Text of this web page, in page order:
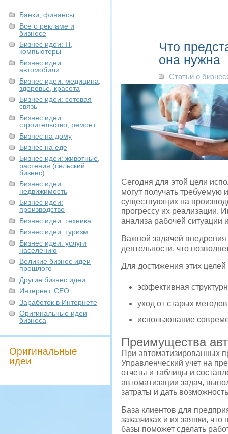
Банки, финансы
Все о рекламе и
бизнесе
Бизнес идеи: IT,
компьютеры
Бизнес идеи:
автомобили
Бизнес идеи: медицина,
здоровье, красота
Бизнес идеи: сотовая
связь
Бизнес идеи:
строительство, ремонт
Бизнес на дому
Бизнес на еде
Бизнес идеи: животные,
растения (сельский
бизнес)
Бизнес идеи:
недвижимость
Бизнес идеи:
производство
Бизнес идеи: техника
Бизнес идеи: туризм
Бизнес идеи: услуги
населению
Великие бизнес идеи
прошлого
Другие бизнес идеи
Интернет, СЕО
Заработок в Интернете
Оригинальные идеи
бизнеса
Оригинальные
идеи
Что
она нужна
Статьи о
Сегодня для этой цели
могут получать требуемую
существующих на
прогрессу их реализации.
анализа рабочей ситуации
Важной задачей внедрения
деятельности, что
Для достижения этих целей
эффективная
уход от старых
использование
Преимущества
При автоматизированных
Управленческий учет на
отчеты и таблицы и
автоматизации задач,
затраты и дать
База клиентов для
заказчиках и их заявки,
базы поможет сделать